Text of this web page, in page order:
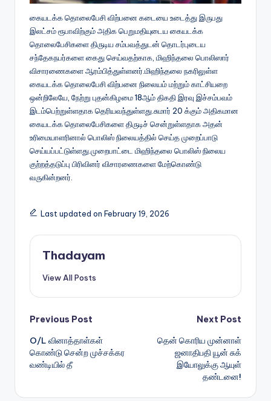
கையடக்க தொலைபேசி விற்பனை கடையை உடைத்து இருபது
இலட்சம் ரூபாவிற்கும் அதிக பெறுமதியுடைய கையடக்க
தொலைபேசிகளை திருடிய சம்பவத்துடன் தொடர்புடைய
சந்தேகநபர்களை கைது செய்வதற்காக, மிஹிந்தலை பொலிஸார்
விசாரணைகளை ஆரம்பித்துள்ளனர்.மிஹிந்தலை நகரிலுள்ள
கையடக்க தொலைபேசி விற்பனை நிலையம் மற்றும் காட்சியறை
ஒன்றிலேயே, நேற்று புதன்கிழமை 18ஆம் திகதி இரவு இச்சம்பவம்
இடம்பெற்றுள்ளதாக தெரியவந்துள்ளது.சுமார் 20 க்கும் அதிகமான
கையடக்க தொலைபேசிகளை திருடிச் சென்றுள்ளதாக அதன்
உரிமையாளரினால் பொலிஸ் நிலையத்தில் செய்த முறைப்பாடு
செய்யப்பட்டுள்ளது.முறைபாட்டை மிஹிந்தலை பொலிஸ் நிலைய
குற்றத்தடுப்பு பிரிவினர் விசாரணைகளை மேற்கொண்டு
வருகின்றனர்.
Last updated on February 19, 2026
Thadayam
View All Posts
Post
navigation
Previous Post
O/L வினாத்தாள்கள்
கொண்டு சென்ற முச்சக்கர
வண்டியில் தீ
Next Post
தென் கொரிய முன்னாள்
ஜனாதிபதி யூன் சுக்
இயோலுக்கு ஆயுள்
தண்டனை!